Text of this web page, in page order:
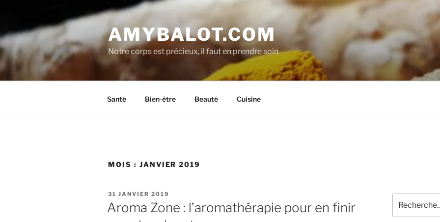
contenu
principal
AMYBALOT.COM
Notre corps est précieux, il faut en prendre soin
Santé Bien-être Beauté Cuisine
MOIS : JANVIER 2019
PUBLIÉ
LE
31 JANVIER 2019
Aroma Zone : l’aromathérapie pour en finir
pour
: